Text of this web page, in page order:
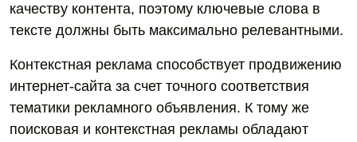
качеству контента, поэтому ключевые слова в
тексте должны быть максимально релевантными.
Контекстная реклама способствует продвижению
интернет-сайта за счет точного соответствия
тематики рекламного объявления. К тому же
поисковая и контекстная рекламы обладают